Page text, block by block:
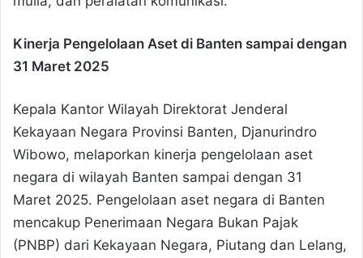
Kinerja Pengelolaan Aset di Banten sampai dengan
31 Maret 2025
Kepala Kantor Wilayah Direktorat Jenderal
Kekayaan Negara Provinsi Banten, Djanurindro
Wibowo, melaporkan kinerja pengelolaan aset
negara di wilayah Banten sampai dengan 31
Maret 2025. Pengelolaan aset negara di Banten
mencakup Penerimaan Negara Bukan Pajak
(PNBP) dari Kekayaan Negara, Piutang dan Lelang,